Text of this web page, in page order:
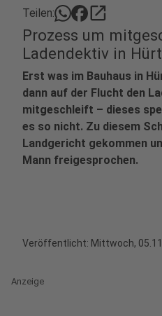
Teilen: open_in_new
Prozess um
Ladendektiv in
Erst was im Bauhaus in
dann auf der Flucht den
mitgeschleift – dieses
es so nicht. Zu diesem
Landgericht gekommen
Mann freigesprochen.
Veröffentlicht: Mittwoch,
Anzeige